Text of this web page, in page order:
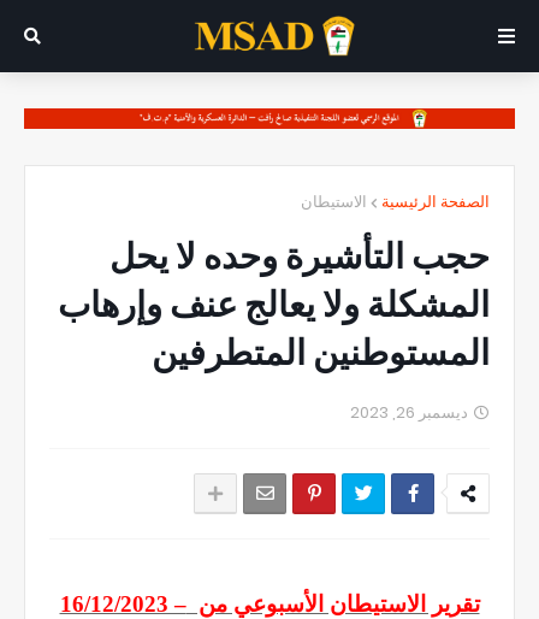
الصفحة الرئيسية الاستيطان
حجب التأشيرة وحده لا يحل
المشكلة ولا يعالج عنف وإرهاب
المستوطنين المتطرفين
ديسمبر 26, 2023
تقرير الاستيطان الأسبوعي من16/12/2023 –